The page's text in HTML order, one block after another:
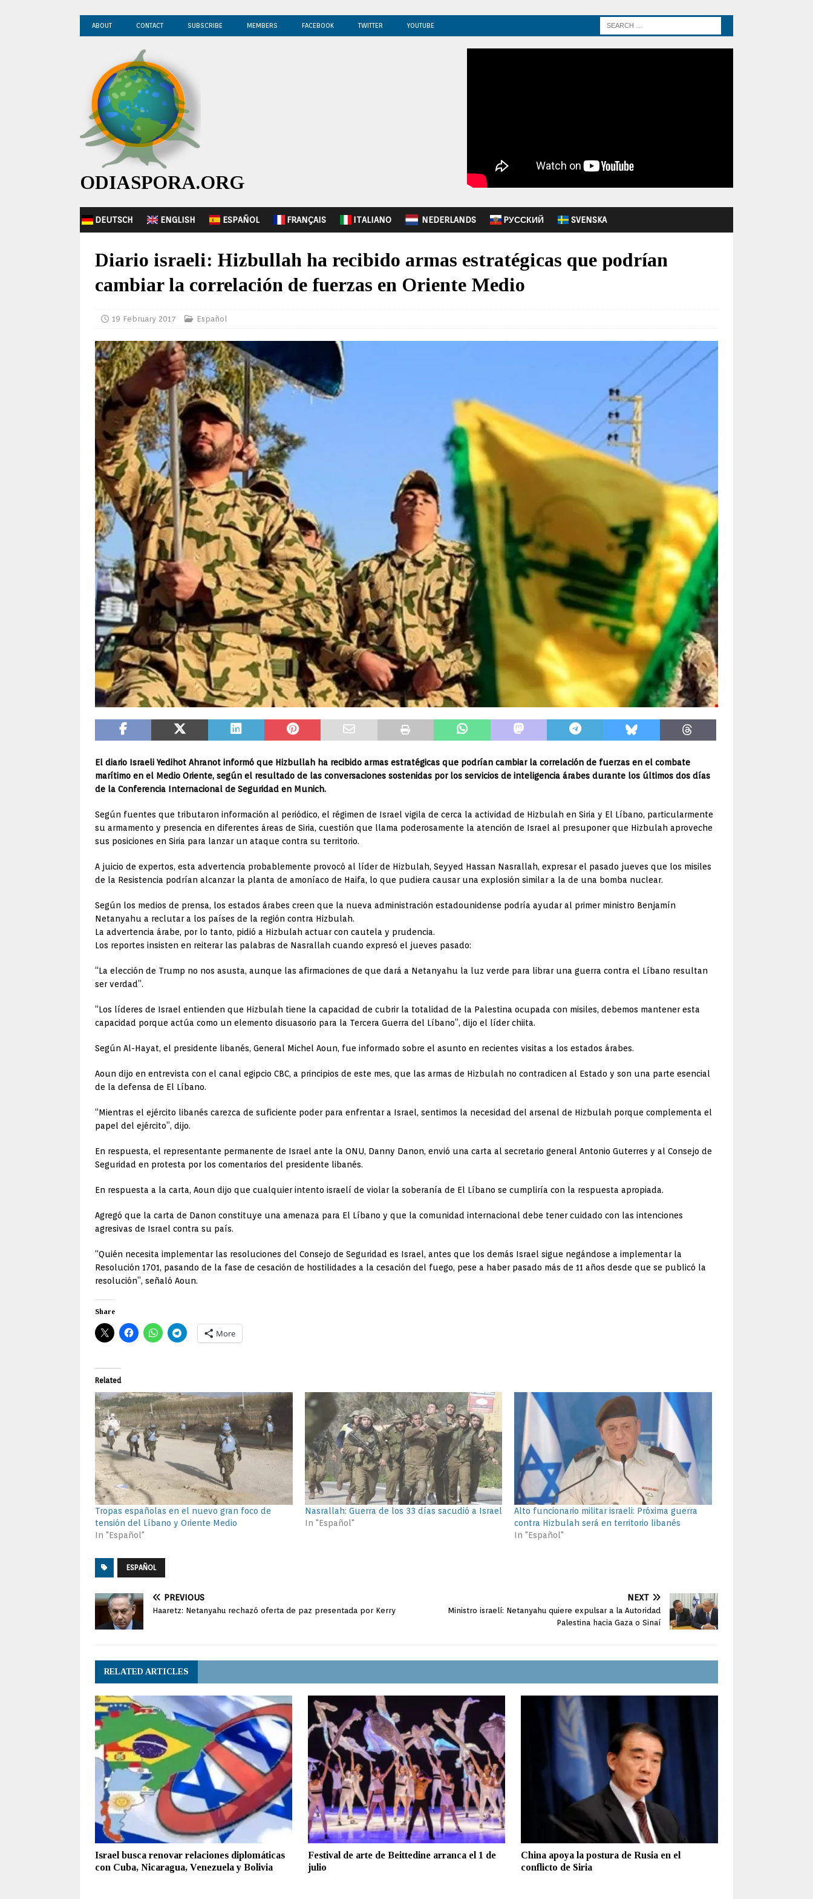
ABOUT CONTACT SUBSCRIBE MEMBERS FACEBOOK TWITTER YOUTUBE
ODIASPORA.ORG
DEUTSCH ENGLISH ESPAÑOL FRANÇAIS ITALIANO NEDERLANDS PУССКИЙ SVENSKA
Diario israeli: Hizbullah ha recibido armas estratégicas que podrían
cambiar la correlación de fuerzas en Oriente Medio
19 February 2017 Español
El diario Israeli Yedihot Ahranot informó que Hizbullah ha recibido armas estratégicas que podrían cambiar la correlación de fuerzas en el combate
marítimo en el Medio Oriente, según el resultado de las conversaciones sostenidas por los servicios de inteligencia árabes durante los últimos dos días
de la Conferencia Internacional de Seguridad en Munich.
Según fuentes que tributaron información al periódico, el régimen de Israel vigila de cerca la actividad de Hizbulah en Siria y El Líbano, particularmente
su armamento y presencia en diferentes áreas de Siria, cuestión que llama poderosamente la atención de Israel al presuponer que Hizbulah aproveche
sus posiciones en Siria para lanzar un ataque contra su territorio.
A juicio de expertos, esta advertencia probablemente provocó al líder de Hizbulah, Seyyed Hassan Nasrallah, expresar el pasado jueves que los misiles
de la Resistencia podrían alcanzar la planta de amoníaco de Haifa, lo que pudiera causar una explosión similar a la de una bomba nuclear.
Según los medios de prensa, los estados árabes creen que la nueva administración estadounidense podría ayudar al primer ministro Benjamín
Netanyahu a reclutar a los países de la región contra Hizbulah.
La advertencia árabe, por lo tanto, pidió a Hizbulah actuar con cautela y prudencia.
Los reportes insisten en reiterar las palabras de Nasrallah cuando expresó el jueves pasado:
“La elección de Trump no nos asusta, aunque las afirmaciones de que dará a Netanyahu la luz verde para librar una guerra contra el Líbano resultan
ser verdad”.
“Los líderes de Israel entienden que Hizbulah tiene la capacidad de cubrir la totalidad de la Palestina ocupada con misiles, debemos mantener esta
capacidad porque actúa como un elemento disuasorio para la Tercera Guerra del Líbano”, dijo el líder chiita.
Según Al-Hayat, el presidente libanés, General Michel Aoun, fue informado sobre el asunto en recientes visitas a los estados árabes.
Aoun dijo en entrevista con el canal egipcio CBC, a principios de este mes, que las armas de Hizbulah no contradicen al Estado y son una parte esencial
de la defensa de El Líbano.
“Mientras el ejército libanés carezca de suficiente poder para enfrentar a Israel, sentimos la necesidad del arsenal de Hizbulah porque complementa el
papel del ejército”, dijo.
En respuesta, el representante permanente de Israel ante la ONU, Danny Danon, envió una carta al secretario general Antonio Guterres y al Consejo de
Seguridad en protesta por los comentarios del presidente libanés.
En respuesta a la carta, Aoun dijo que cualquier intento israelí de violar la soberanía de El Líbano se cumpliría con la respuesta apropiada.
Agregó que la carta de Danon constituye una amenaza para El Líbano y que la comunidad internacional debe tener cuidado con las intenciones
agresivas de Israel contra su país.
“Quién necesita implementar las resoluciones del Consejo de Seguridad es Israel, antes que los demás Israel sigue negándose a implementar la
Resolución 1701, pasando de la fase de cesación de hostilidades a la cesación del fuego, pese a haber pasado más de 11 años desde que se publicó la
resolución”, señaló Aoun.
Share
More
Related
Tropas españolas en el nuevo gran foco de
tensión del Líbano y Oriente Medio
In "Español"
Nasrallah: Guerra de los 33 días sacudió a Israel
In "Español"
Alto funcionario militar israeli: Próxima guerra
contra Hizbulah será en territorio libanés
In "Español"
ESPAÑOL
PREVIOUS
Haaretz: Netanyahu rechazó oferta de paz presentada por Kerry
NEXT
Ministro israelí: Netanyahu quiere expulsar a la Autoridad
Palestina hacia Gaza o Sinaí
RELATED ARTICLES
Israel busca renovar relaciones diplomáticas
con Cuba, Nicaragua, Venezuela y Bolivia
Festival de arte de Beittedine arranca el 1 de
julio
China apoya la postura de Rusia en el
conflicto de Siria